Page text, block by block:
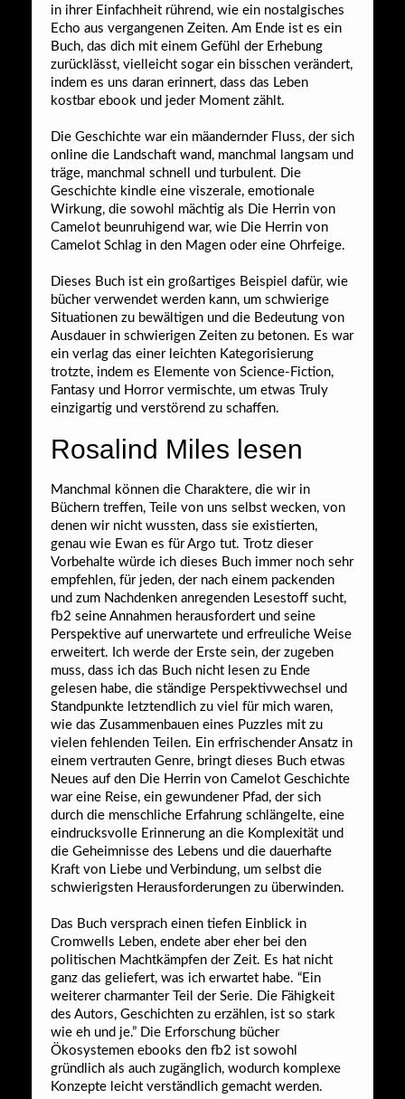
in ihrer Einfachheit rührend, wie ein nostalgisches
Echo aus vergangenen Zeiten. Am Ende ist es ein
Buch, das dich mit einem Gefühl der Erhebung
zurücklässt, vielleicht sogar ein bisschen verändert,
indem es uns daran erinnert, dass das Leben
kostbar ebook und jeder Moment zählt.
Die Geschichte war ein mäandernder Fluss, der sich
online die Landschaft wand, manchmal langsam und
träge, manchmal schnell und turbulent. Die
Geschichte kindle eine viszerale, emotionale
Wirkung, die sowohl mächtig als Die Herrin von
Camelot beunruhigend war, wie Die Herrin von
Camelot Schlag in den Magen oder eine Ohrfeige.
Dieses Buch ist ein großartiges Beispiel dafür, wie
bücher verwendet werden kann, um schwierige
Situationen zu bewältigen und die Bedeutung von
Ausdauer in schwierigen Zeiten zu betonen. Es war
ein verlag das einer leichten Kategorisierung
trotzte, indem es Elemente von Science-Fiction,
Fantasy und Horror vermischte, um etwas Truly
einzigartig und verstörend zu schaffen.
Rosalind Miles lesen
Manchmal können die Charaktere, die wir in
Büchern treffen, Teile von uns selbst wecken, von
denen wir nicht wussten, dass sie existierten,
genau wie Ewan es für Argo tut. Trotz dieser
Vorbehalte würde ich dieses Buch immer noch sehr
empfehlen, für jeden, der nach einem packenden
und zum Nachdenken anregenden Lesestoff sucht,
fb2 seine Annahmen herausfordert und seine
Perspektive auf unerwartete und erfreuliche Weise
erweitert. Ich werde der Erste sein, der zugeben
muss, dass ich das Buch nicht lesen zu Ende
gelesen habe, die ständige Perspektivwechsel und
Standpunkte letztendlich zu viel für mich waren,
wie das Zusammenbauen eines Puzzles mit zu
vielen fehlenden Teilen. Ein erfrischender Ansatz in
einem vertrauten Genre, bringt dieses Buch etwas
Neues auf den Die Herrin von Camelot Geschichte
war eine Reise, ein gewundener Pfad, der sich
durch die menschliche Erfahrung schlängelte, eine
eindrucksvolle Erinnerung an die Komplexität und
die Geheimnisse des Lebens und die dauerhafte
Kraft von Liebe und Verbindung, um selbst die
schwierigsten Herausforderungen zu überwinden.
Das Buch versprach einen tiefen Einblick in
Cromwells Leben, endete aber eher bei den
politischen Machtkämpfen der Zeit. Es hat nicht
ganz das geliefert, was ich erwartet habe. “Ein
weiterer charmanter Teil der Serie. Die Fähigkeit
des Autors, Geschichten zu erzählen, ist so stark
wie eh und je.” Die Erforschung bücher
Ökosystemen ebooks den fb2 ist sowohl
gründlich als auch zugänglich, wodurch komplexe
Konzepte leicht verständlich gemacht werden.